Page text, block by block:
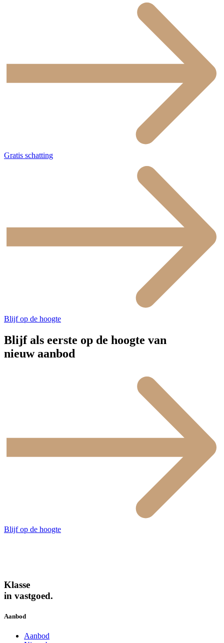
Gratis schatting
Blijf op de hoogte
Blijf als eerste op de hoogte van
nieuw aanbod
Blijf op de hoogte
Klasse
in vastgoed.
Aanbod
Aanbod